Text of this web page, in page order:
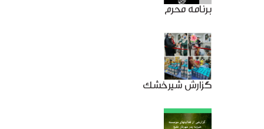
برنامه محرم
گزارش شیرخشک